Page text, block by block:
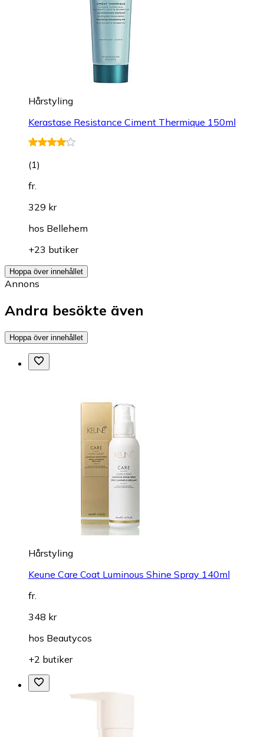
Hårstyling
Kerastase Resistance Ciment Thermique 150ml
(1)
fr.
329 kr
hos Bellehem
+23 butiker
Hoppa över innehållet
Annons
Andra besökte även
Hoppa över innehållet
Hårstyling
Keune Care Coat Luminous Shine Spray 140ml
fr.
348 kr
hos Beautycos
+2 butiker